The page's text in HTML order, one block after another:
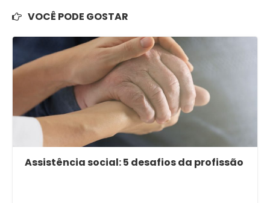
VOCÊ PODE GOSTAR
Assistência social: 5 desafios da profissão